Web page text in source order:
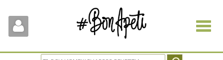
Toggle